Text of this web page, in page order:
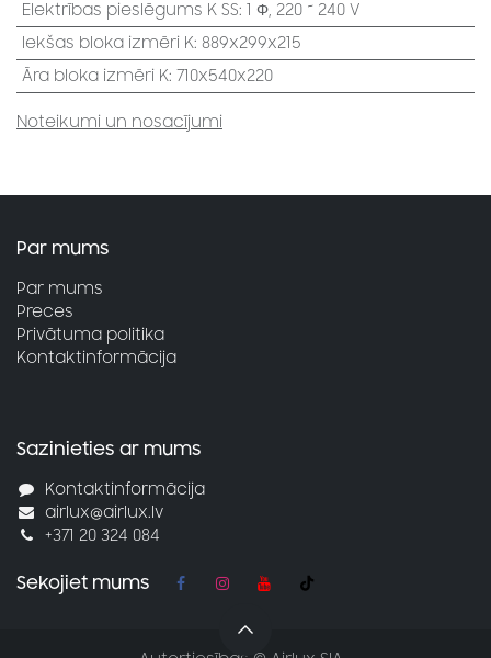
Elektrības pieslēgums K SS: 1 Φ, 220 ~ 240 V
Iekšas bloka izmēri K: 889x299x215
Āra bloka izmēri K: 710x540x220
Noteikumi un nosacījumi
Par mums
Par mums
Preces
Privātuma politika
Kontaktinformācija
Sazinieties ar mums
Kontaktinformācija
airlux@airlux.lv
+371 20 324 084
Sekojiet mums